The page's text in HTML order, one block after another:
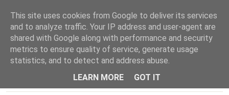
☰ Menu
This site uses cookies from Google to deliver its services
and to analyze traffic. Your IP address and user-agent are
shared with Google along with performance and security
metrics to ensure quality of service, generate usage
statistics, and to detect and address abuse.
LEARN MORE
GOT IT